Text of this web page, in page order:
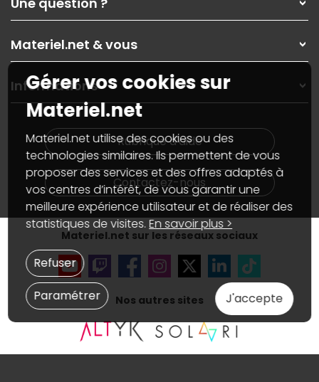
Nos services
Les magasins Materiel.net
Nos solutions pour les pros
Contactez-nous
Paiement, livraison
Garanties,Pack Zen
SAV, demander un retour
Informations
Guides d'achats et tutoriels
Materiel.net & vous
On répare votre PC portable
On rachète votre carte graphique
PC sur mesure : Votre RDV personnalisé
Notre démarche écologique
Materiel.net recrute
Notre programme d'affiliation
Partenariat & Sponsoring
Informations
Plan du site
Nos marques
Conditions générales de vente
Marketplace
Informations légales
Données personnellesetcookies
Gérer vos cookies
Accessibilité : non conforme
Rubrique d'aide
Contactez-nous
Materiel.net sur les réseaux sociaux
Nos autres sites
Gérer vos cookies sur
Materiel.net
Materiel.net utilise des cookies ou des
technologies similaires. Ils permettent de vous
proposer des services et des offres adaptés à
vos centres d’intérêt, de vous garantir une
meilleure expérience utilisateur et de réaliser des
statistiques de visites.En savoir plus >
J'accepte
Paramétrer
Refuser